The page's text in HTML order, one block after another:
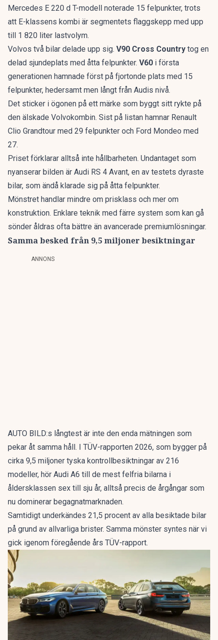
Mercedes E 220 d T-modell noterade 15 felpunkter, trots
att E-klassens kombi är segmentets flaggskepp med upp
till 1 820 liter lastvolym.
Volvos två bilar delade upp sig. V90 Cross Country tog en
delad sjundeplats med åtta felpunkter. V60 i första
generationen hamnade först på fjortonde plats med 15
felpunkter, hedersamt men långt från Audis nivå.
Det sticker i ögonen på ett märke som byggt sitt rykte på
den älskade Volvokombin. Sist på listan hamnar Renault
Clio Grandtour med 29 felpunkter och Ford Mondeo med
27.
Priset förklarar alltså inte hållbarheten. Undantaget som
nyanserar bilden är Audi RS 4 Avant, en av testets dyraste
bilar, som ändå klarade sig på åtta felpunkter.
Mönstret handlar mindre om prisklass och mer om
konstruktion. Enklare teknik med färre system som kan gå
sönder åldras ofta bättre än avancerade premiumlösningar.
Samma besked från 9,5 miljoner besiktningar
ANNONS
AUTO BILD:s långtest är inte den enda mätningen som
pekar åt samma håll. I TÜV-rapporten 2026, som bygger på
cirka 9,5 miljoner tyska kontrollbesiktningar av 216
modeller, hör Audi A6 till de mest felfria bilarna i
åldersklassen sex till sju år, alltså precis de årgångar som
nu dominerar begagnatmarknaden.
Samtidigt underkändes 21,5 procent av alla besiktade bilar
på grund av allvarliga brister. Samma mönster syntes när vi
gick igenom föregående års TÜV-rapport.